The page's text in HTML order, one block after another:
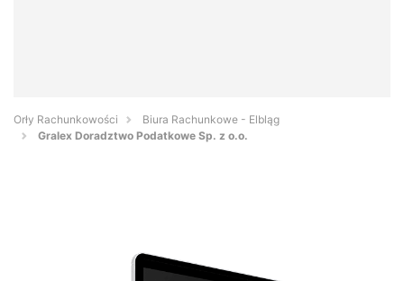
Orły Rachunkowości
Biura Rachunkowe - Elbląg
Gralex Doradztwo Podatkowe Sp. z o.o.